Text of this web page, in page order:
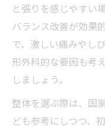
と張りを感じやすい
バランス改善が効果
で、激しい痛みやし
形外科的な要因も考
しましょう。
整体を選ぶ際は、国
ども参考にしつつ、